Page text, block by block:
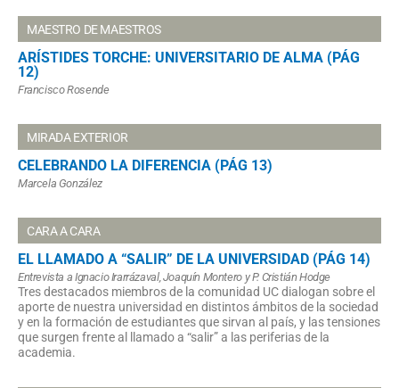
MAESTRO DE MAESTROS
ARÍSTIDES TORCHE: UNIVERSITARIO DE ALMA (PÁG
12)
Francisco Rosende
MIRADA EXTERIOR
CELEBRANDO LA DIFERENCIA (PÁG 13)
Marcela González
CARA A CARA
EL LLAMADO A “SALIR” DE LA UNIVERSIDAD (PÁG 14)
Entrevista a Ignacio Irarrázaval, Joaquín Montero y P. Cristián Hodge
Tres destacados miembros de la comunidad UC dialogan sobre el
aporte de nuestra universidad en distintos ámbitos de la sociedad
y en la formación de estudiantes que sirvan al país, y las tensiones
que surgen frente al llamado a “salir” a las periferias de la
academia.